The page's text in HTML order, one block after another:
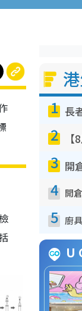
1
2
3
4
5
U